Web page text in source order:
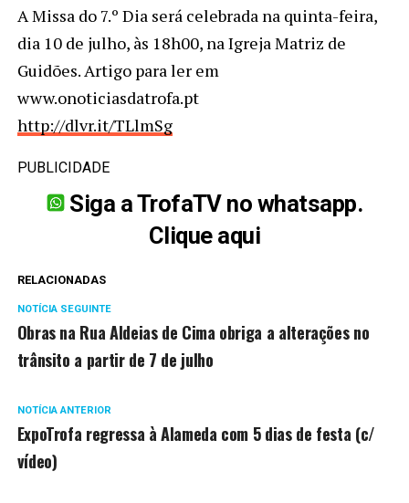
A Missa do 7.º Dia será celebrada na quinta-feira,
dia 10 de julho, às 18h00, na Igreja Matriz de
Guidões. Artigo para ler em
www.onoticiasdatrofa.pt
http://dlvr.it/TLlmSg
PUBLICIDADE
Siga a TrofaTV no whatsapp.
Clique aqui
RELACIONADAS
NOTÍCIA SEGUINTE
Obras na Rua Aldeias de Cima obriga a alterações no
trânsito a partir de 7 de julho
NOTÍCIA ANTERIOR
ExpoTrofa regressa à Alameda com 5 dias de festa (c/
vídeo)